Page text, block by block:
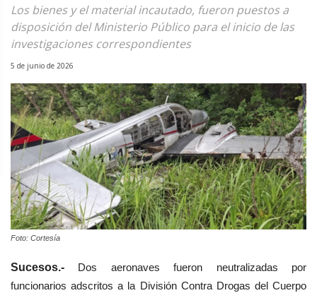
Los bienes y el material incautado, fueron puestos a
disposición del Ministerio Público para el inicio de las
investigaciones correspondientes
5 de junio de 2026
Foto: Cortesía
Sucesos.- Dos aeronaves fueron neutralizadas por
funcionarios adscritos a la División Contra Drogas del Cuerpo